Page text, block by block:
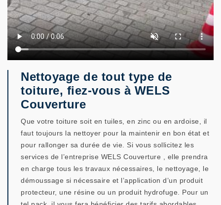
Nettoyage de tout type de
toiture, fiez-vous à WELS
Couverture
Que votre toiture soit en tuiles, en zinc ou en ardoise, il
faut toujours la nettoyer pour la maintenir en bon état et
pour rallonger sa durée de vie. Si vous sollicitez les
services de l’entreprise WELS Couverture , elle prendra
en charge tous les travaux nécessaires, le nettoyage, le
démoussage si nécessaire et l’application d’un produit
protecteur, une résine ou un produit hydrofuge. Pour un